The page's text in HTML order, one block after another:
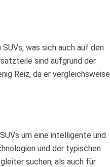
was sich auch auf den
sind aufgrund der
Reiz, da er vergleichsweise
um eine intelligente und
und der typischen
suchen, als auch für